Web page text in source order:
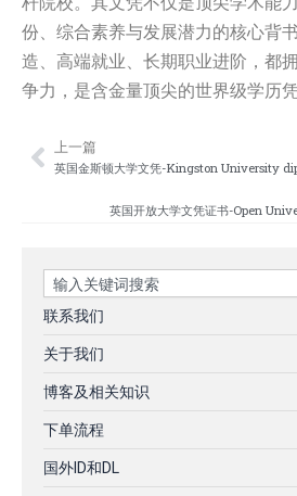
份、综合素养与发展潜力的核心背
造、高端就业、长期职业进阶，都
争力，是含金量顶尖的世界级学历凭
Prev
上一篇
英国金斯顿大学文凭-Kingston University
英国开放大学文凭证书-Open
Search
联系我们
关于我们
博客及相关知识
下单流程
国外ID和DL